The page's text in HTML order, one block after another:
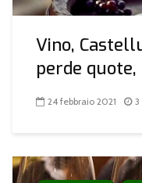
Vino,
perde quote,
24 febbraio 2021 3